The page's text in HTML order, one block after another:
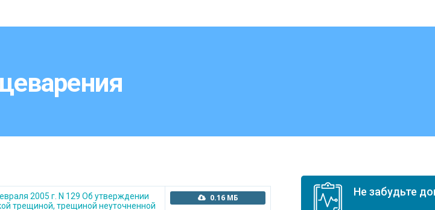
2005 г. N 129 Об утверждении
трещиной, трещиной неуточненной
0.16 МБ Не забудьте